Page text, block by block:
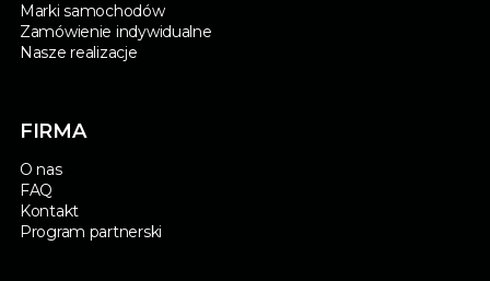
Marki samochodów
Zamówienie indywidualne
Nasze realizacje
FIRMA
O nas
FAQ
Kontakt
Program partnerski